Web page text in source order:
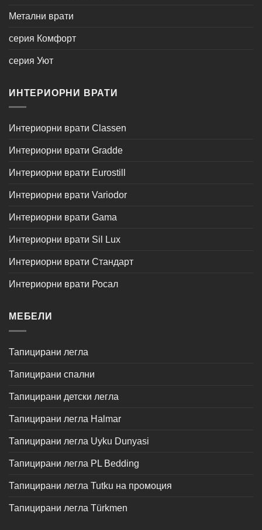
Метални врати
серия Комфорт
серия Уют
ИНТЕРИОРНИ ВРАТИ
Интериорни врати Classen
Интериорни врати Gradde
Интериорни врати Eurostill
Интериорни врати Variodor
Интериорни врати Gama
Интериорни врати Sil Lux
Интериорни врати Стандарт
Интериорни врати Росал
МЕБЕЛИ
Тапицирани легла
Тапицирани спални
Тапицирани детски легла
Тапицирани легла Halmar
Тапицирани легла Uyku Dunyasi
Тапицирани легла PL Bedding
Тапицирани легла Tutku на промоция
Тапицирани легла Türkmen